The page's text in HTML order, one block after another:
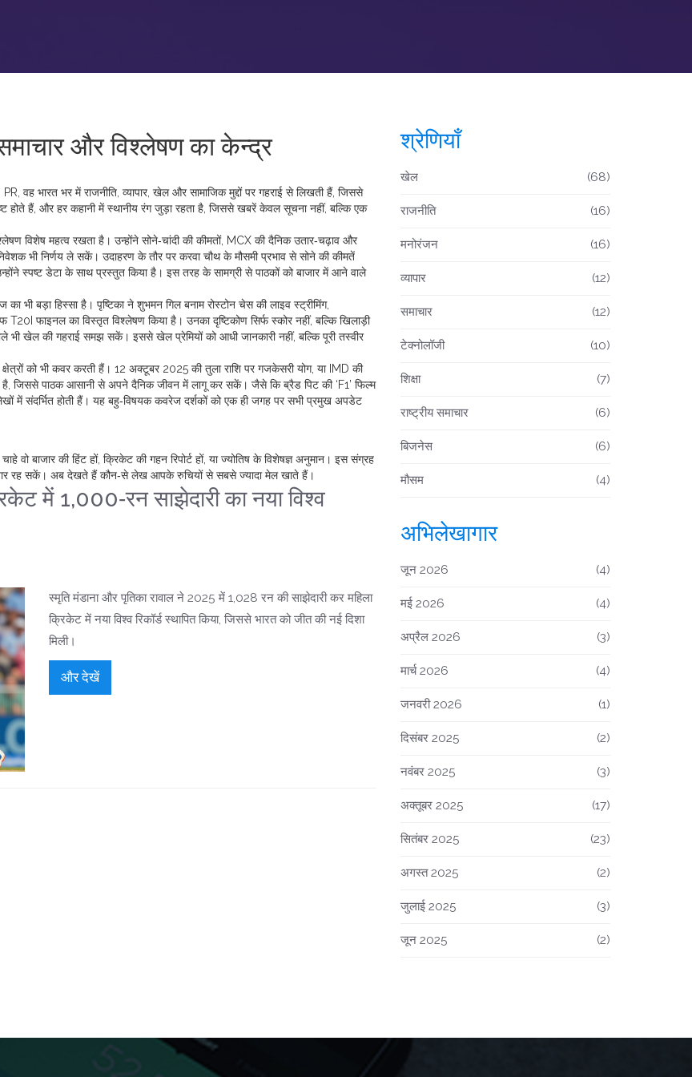
और विश्लेषण का केन्द्र
PR , वह भारत भर में राजनीति, व्यापार, खेल और सामाजिक मुद्दों पर गहराई से लिखती हैं, जिससे
हैं, और हर कहानी में स्थानीय रंग जुड़ा रहता है, जिससे खबरें केवल सूचना नहीं, बल्कि एक
विशेष महत्व रखता है। उन्होंने सोने‑चांदी की कीमतों, MCX की दैनिक उतार‑चढ़ाव और
भी निर्णय ले सकें। उदाहरण के तौर पर करवा चौथ के मौसमी प्रभाव से सोने की कीमतें
स्पष्ट डेटा के साथ प्रस्तुत किया है। इस तरह के सामग्री से पाठकों को बाजार में आने वाले
का भी बड़ा हिस्सा है। पृष्टिका ने शुभमन गिल बनाम रोस्टोन चेस की लाइव स्ट्रीमिंग,
फाइनल का विस्तृत विश्लेषण किया है। उनका दृष्टिकोण सिर्फ स्कोर नहीं, बल्कि खिलाड़ी
भी खेल की गहराई समझ सकें। इससे खेल प्रेमियों को आधी जानकारी नहीं, बल्कि पूरी तस्वीर
को भी कवर करती हैं। 12 अक्टूबर 2025 की तुला राशि पर गजकेसरी योग, या IMD की
है, जिससे पाठक आसानी से अपने दैनिक जीवन में लागू कर सकें। जैसे कि ब्रैड पिट की ‘F1’ फिल्म
में संदर्भित होती हैं। यह बहु‑विषयक कवरेज दर्शकों को एक ही जगह पर सभी प्रमुख अपडेट
वो बाजार की हिंट हों, क्रिकेट की गहन रिपोर्ट हों, या ज्योतिष के विशेषज्ञ अनुमान। इस संग्रह
रह सकें। अब देखते हैं कौन‑से लेख आपके रुचियों से सबसे ज्यादा मेल खाते हैं।
में 1,000‑रन साझेदारी का नया विश्व
स्मृति मंडाना और पृतिका रावाल ने 2025 में 1,028 रन की साझेदारी कर महिला
क्रिकेट में नया विश्व रिकॉर्ड स्थापित किया, जिससे भारत को जीत की नई दिशा
मिली।
और देखें
श्रेणियाँ
खेल (68)
राजनीति (16)
मनोरंजन (16)
व्यापार (12)
समाचार (12)
टेक्नोलॉजी (10)
शिक्षा (7)
राष्ट्रीय समाचार (6)
बिजनेस (6)
मौसम (4)
अभिलेखागार
जून 2026 (4)
मई 2026 (4)
अप्रैल 2026 (3)
मार्च 2026 (4)
जनवरी 2026 (1)
दिसंबर 2025 (2)
नवंबर 2025 (3)
अक्तूबर 2025 (17)
सितंबर 2025 (23)
अगस्त 2025 (2)
जुलाई 2025 (3)
जून 2025 (2)